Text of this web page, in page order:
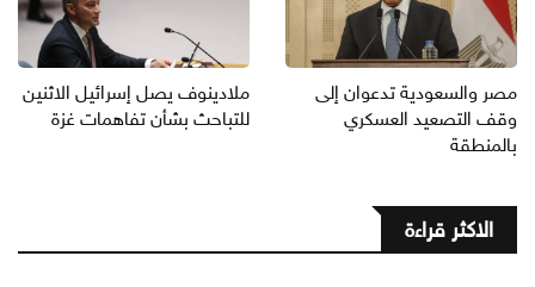
مصر والسعودية تدعوان إلى
وقف التصعيد العسكري
بالمنطقة
ملادينوف يصل إسرائيل الاثنين
للتباحث بشأن تفاهمات غزة
الاكثر قراءة